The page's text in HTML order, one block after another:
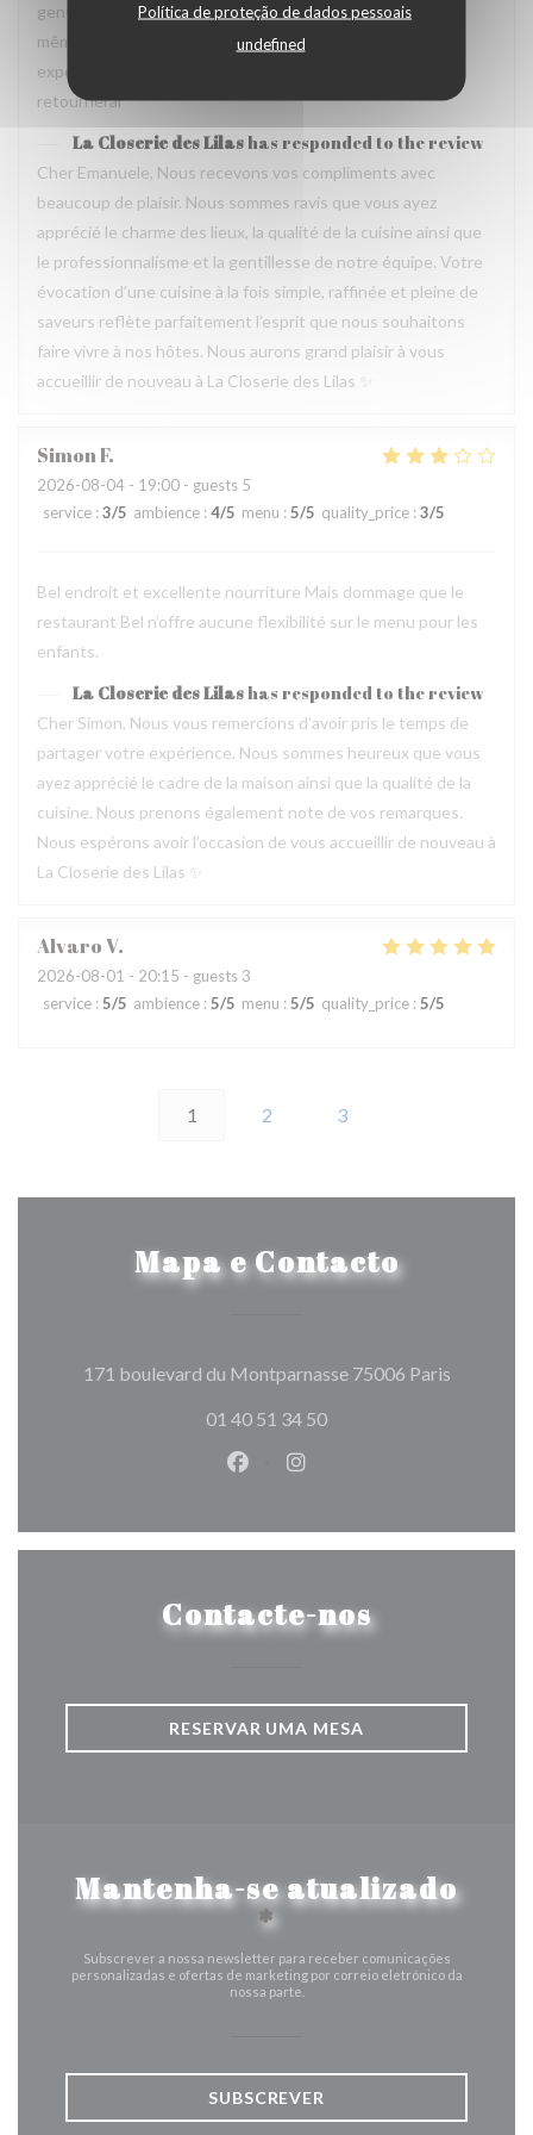
Política de proteção de dados pessoais
undefined
gentil et amable avec esprit! Cuisine simple et raffiné au
même temps, avec goût. Location charmante, pour un
experience que merece de retourner plusieur fois. Je
retournerai
La Closerie des Lilas has responded to the review
Cher Emanuele, Nous recevons vos compliments avec
beaucoup de plaisir. Nous sommes ravis que vous ayez
apprécié le charme des lieux, la qualité de la cuisine ainsi que
le professionnalisme et la gentillesse de notre équipe. Votre
évocation d’une cuisine à la fois simple, raffinée et pleine de
saveurs reflète parfaitement l’esprit que nous souhaitons
faire vivre à nos hôtes. Nous aurons grand plaisir à vous
accueillir de nouveau à La Closerie des Lilas ✨
SimonF
2026-08-04 - 19:00 - guests 5
service : 3/5 ambience : 4/5 menu : 5/5 quality_price : 3/5
Bel endroit et excellente nourriture Mais dommage que le
restaurant Bel n’offre aucune flexibilité sur le menu pour les
enfants.
La Closerie des Lilashas responded to the review
Cher Simon, Nous vous remercions d’avoir pris le temps de
partager votre expérience. Nous sommes heureux que vous
ayez apprécié le cadre de la maison ainsi que la qualité de la
cuisine. Nous prenons également note de vos remarques.
Nous espérons avoir l’occasion de vous accueillir de nouveau à
La Closerie des Lilas ✨
AlvaroV
2026-08-01 - 20:15 - guests 3
service : 5/5 ambience : 5/5 menu : 5/5 quality_price : 5/5
1 2 3
Mapa e Contacto
171 boulevard du Montparnasse 75006 Paris((abre
01 40 51 34 50
Facebook ((abre numa nova
Instagram ((abre numa
Contacte-nos
RESERVAR UMA MESA
Mantenha-se atualizado
*
Subscrever a nossa newsletter para receber comunicações
personalizadas e ofertas de marketing por correio eletrónico da
nossa parte.
SUBSCREVER